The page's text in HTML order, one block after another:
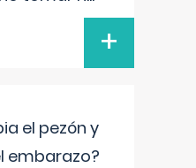
+
el pezón y
embarazo?